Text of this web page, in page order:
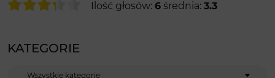
Ilość głosów: 6 średnia: 3.3
KATEGORIE
Kategorie